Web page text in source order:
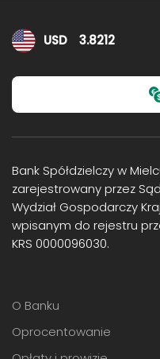
Kursy walut
USD 3.8212
Bank Spółdzielczy w
zarejestrowany przez
Wydział Gospodarczy
wpisanym do rejestru
KRS 0000096030.
O Banku
Oprocentowanie